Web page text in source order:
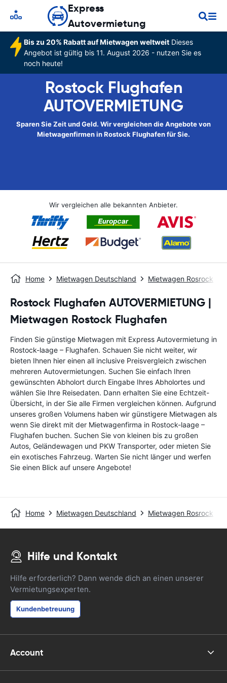
Express
Autovermietung
Bis zu 20% Rabatt auf Mietwagen weltweitDieses
Angebot ist gültig bis 11. August 2026 - nutzen Sie es
noch heute!
Rostock Flughafen
AUTOVERMIETUNG
Sparen Sie Zeit und Geld. Wir vergleichen die Angebote von
Mietwagenfirmen in Rostock Flughafen für Sie.
Wir vergleichen alle bekannten Anbieter.
Home Mietwagen Deutschland Mietwagen Rosrock
Rostock Flughafen AUTOVERMIETUNG |
Mietwagen Rostock Flughafen
Finden Sie günstige Mietwagen mit Express Autovermietung in
Rostock-laage – Flughafen. Schauen Sie nicht weiter, wir
bieten Ihnen hier einen all inclusive Preisvergleich zwischen
mehreren Autovermietungen. Suchen Sie einfach Ihren
gewünschten Abholort durch Eingabe Ihres Abholortes und
wählen Sie Ihre Reisedaten. Dann erhalten Sie eine Echtzeit-
Übersicht, in der Sie alle Firmen vergleichen können. Aufgrund
unseres großen Volumens haben wir günstigere Mietwagen als
wenn Sie direkt mit der Mietwagenfirma in Rostock-laage –
Flughafen buchen. Suchen Sie von kleinen bis zu großen
Autos, Geländewagen und PKW Transporter, oder mieten Sie
ein exotisches Fahrzeug. Warten Sie nicht länger und werfen
Sie einen Blick auf unsere Angebote!
Home Mietwagen Deutschland Mietwagen Rosrock
Hilfe und Kontakt
Hilfe erforderlich? Dann wende dich an einen unserer
Vermietungsexperten.
Kundenbetreuung
Account